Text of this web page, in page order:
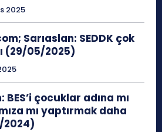
2025
Sarıaslan: SEDDK çok
(29/05/2025)
çocuklar adına mı
mı yaptırmak daha
2024)